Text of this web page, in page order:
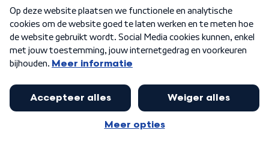
Algemene voorwaarden Privacybeleid